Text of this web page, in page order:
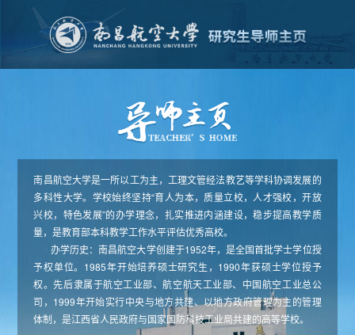
南昌航空大学是一所以工为主，工理文管经法教艺等学科协调发展的
多科性大学。学校始终坚持“育人为本，质量立校，人才强校，开放
兴校，特色发展”的办学理念，扎实推进内涵建设，稳步提高教学质
量，是教育部本科教学工作水平评估优秀高校。
办学历史：南昌航空大学创建于1952年，是全国首批学士学位授
予权单位。1985年开始培养硕士研究生，1990年获硕士学位授予
权。先后隶属于航空工业部、航空航天工业部、中国航空工业总公
司，1999年开始实行中央与地方共建、以地方政府管理为主的管理
体制，是江西省人民政府与国家国防科技工业局共建的高等学校。